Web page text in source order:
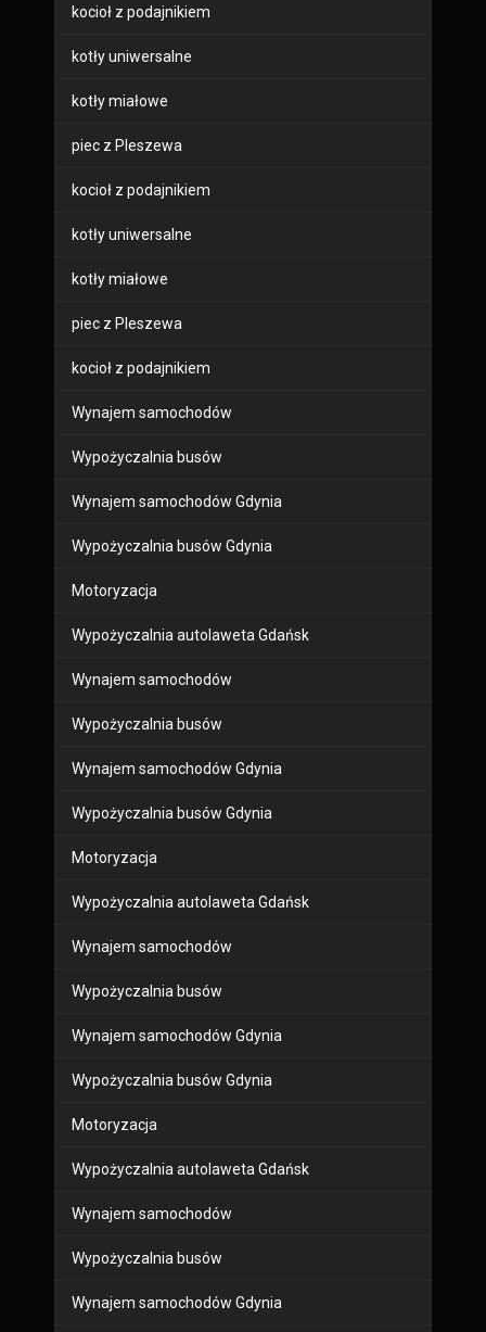
kocioł z podajnikiem
kotły uniwersalne
kotły miałowe
piec z Pleszewa
kocioł z podajnikiem
kotły uniwersalne
kotły miałowe
piec z Pleszewa
kocioł z podajnikiem
Wynajem samochodów
Wypożyczalnia busów
Wynajem samochodów Gdynia
Wypożyczalnia busów Gdynia
Motoryzacja
Wypożyczalnia autolaweta Gdańsk
Wynajem samochodów
Wypożyczalnia busów
Wynajem samochodów Gdynia
Wypożyczalnia busów Gdynia
Motoryzacja
Wypożyczalnia autolaweta Gdańsk
Wynajem samochodów
Wypożyczalnia busów
Wynajem samochodów Gdynia
Wypożyczalnia busów Gdynia
Motoryzacja
Wypożyczalnia autolaweta Gdańsk
Wynajem samochodów
Wypożyczalnia busów
Wynajem samochodów Gdynia